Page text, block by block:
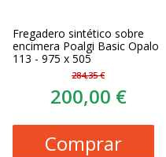
Fregadero sintético sobre
encimera Poalgi Basic Opalo
113 - 975 x 505
284,35 €
200,00 €
Comprar